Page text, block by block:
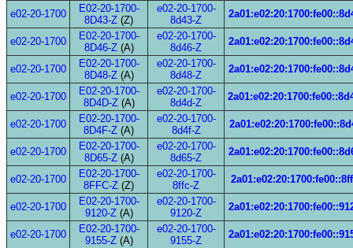
e02-20-1700
E02-20-1700-
8D43-Z (Z)
e02-20-1700-
8d43-Z
e02-20-1700
E02-20-1700-
8D46-Z(A)
e02-20-1700-
8d46-Z
e02-20-1700
E02-20-1700-
8D48-Z(A)
e02-20-1700-
8d48-Z
e02-20-1700
E02-20-1700-
8D4D-Z(A)
e02-20-1700-
8d4d-Z
e02-20-1700
E02-20-1700-
8D4F-Z (A)
e02-20-1700-
8d4f-Z
e02-20-1700
E02-20-1700-
8D65-Z(A)
e02-20-1700-
8d65-Z
e02-20-1700
E02-20-1700-
8FFC-Z (Z)
e02-20-1700-
8ffc-Z
e02-20-1700
E02-20-1700-
9120-Z(A)
e02-20-1700-
9120-Z
e02-20-1700
E02-20-1700-
9155-Z(A)
e02-20-1700-
9155-Z